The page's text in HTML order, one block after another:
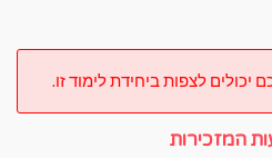
יכולים לצפות ביחידת לימוד זו.
המזכירות